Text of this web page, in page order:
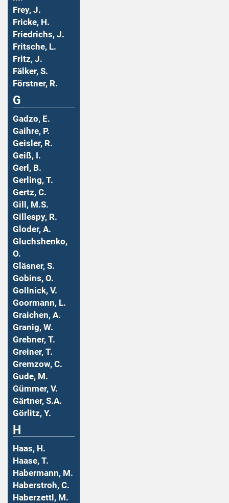
Frey, J.
Fricke, H.
Friedrichs, J.
Fritsche, L.
Fritz, J.
Fälker, S.
Förstner, R.
G
Gadzo, E.
Gaihre, P.
Geisler, R.
Geiß, I.
Gerl, B.
Gerling, T.
Gertz, C.
Gill, M.S.
Gillespy, R.
Gloder, A.
Gluchshenko,
O.
Gläsner, S.
Gobins, O.
Gollnick, V.
Goormann, L.
Graichen, A.
Granig, W.
Grebner, T.
Greiner, T.
Gremzow, C.
Gude, M.
Gümmer, V.
Gärtner, S.A.
Görlitz, Y.
H
Haas, H.
Haase, T.
Habermann, M.
Haberstroh, C.
Haberzettl, M.